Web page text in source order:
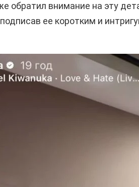
обратил внимание на эту
ее коротким и